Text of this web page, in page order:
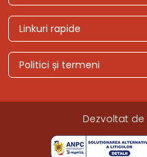
Linkuri rapide
Politici și termeni
Dezvoltat de